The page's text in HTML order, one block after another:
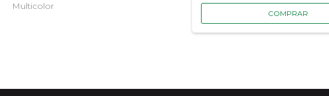
Multicolor